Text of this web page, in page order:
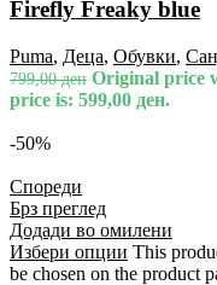
Firefly Freaky blue
Puma, Деца, Обувки,
799,00ден Original price
price is: 599,00 ден.
-50%
Спореди
Брз преглед
Додади во омилени
Избери опции This
be chosen on the product